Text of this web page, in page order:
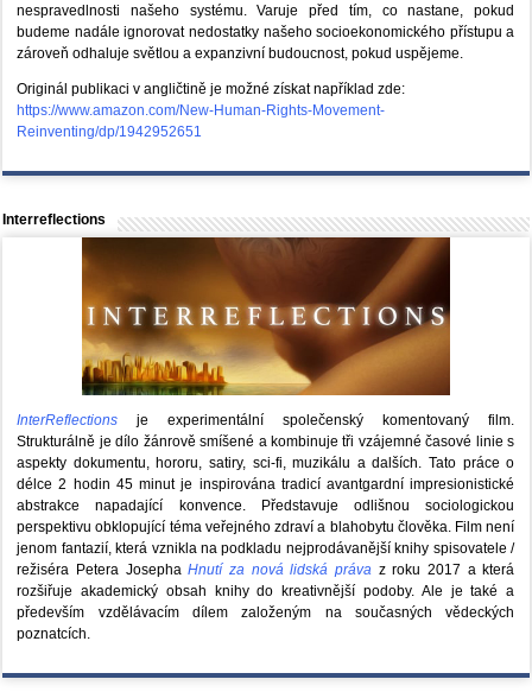
nespravedlnosti našeho systému. Varuje před tím, co nastane, pokud
budeme nadále ignorovat nedostatky našeho socioekonomického přístupu a
zároveň odhaluje světlou a expanzivní budoucnost, pokud uspějeme.
Originál publikaci v angličtině je možné získat například zde:
https://www.amazon.com/New-Human-Rights-Movement-
Reinventing/dp/1942952651
Interreflections
InterReflections je experimentální společenský komentovaný film.
Strukturálně je dílo žánrově smíšené a kombinuje tři vzájemné časové linie s
aspekty dokumentu, hororu, satiry, sci-fi, muzikálu a dalších. Tato práce o
délce 2 hodin 45 minut je inspirována tradicí avantgardní impresionistické
abstrakce napadající konvence. Představuje odlišnou sociologickou
perspektivu obklopující téma veřejného zdraví a blahobytu člověka. Film není
jenom fantazií, která vznikla na podkladu nejprodávanější knihy spisovatele /
režiséra Petera JosephaHnutí za nová lidská právaz roku 2017 a která
rozšiřuje akademický obsah knihy do kreativnější podoby. Ale je také a
především vzdělávacím dílem založeným na současných vědeckých
poznatcích.